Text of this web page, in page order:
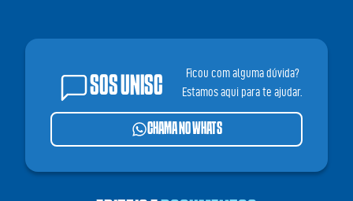
SOS UNISC
Ficou com alguma dúvida?
Estamos aqui para te ajudar.
CHAMA NO WHATS